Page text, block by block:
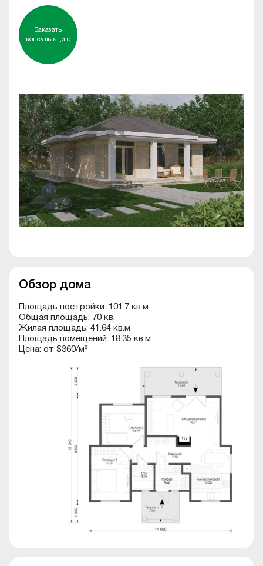
Заказать
консультацию
Обзор дома
Площадь постройки: 101.7 кв.м
Общая площадь: 70 кв.
Жилая площадь: 41.64 кв.м
Площадь помещений: 18.35 кв.м
Цена: от $360/м²